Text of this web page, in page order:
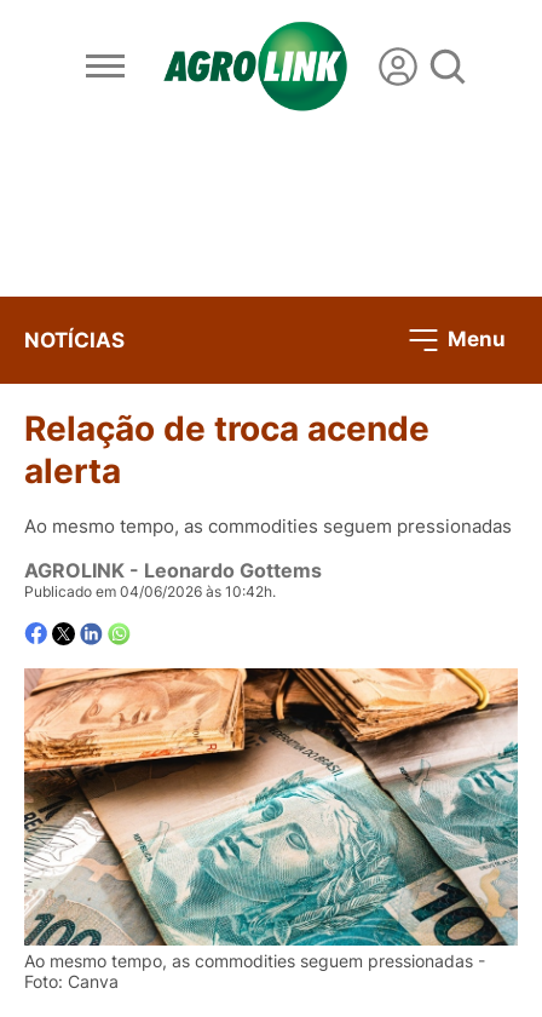
NOTÍCIAS Menu
Relação de troca acende
alerta
Ao mesmo tempo, as commodities seguem pressionadas
AGROLINK - Leonardo Gottems
Publicado em 04/06/2026 às 10:42h.
Ao mesmo tempo, as commodities seguem pressionadas -
Foto: Canva